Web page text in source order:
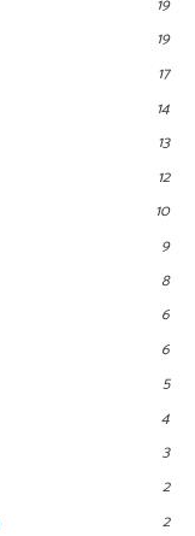
19
19
17
14
13
12
10
9
8
6
6
5
4
3
2
2